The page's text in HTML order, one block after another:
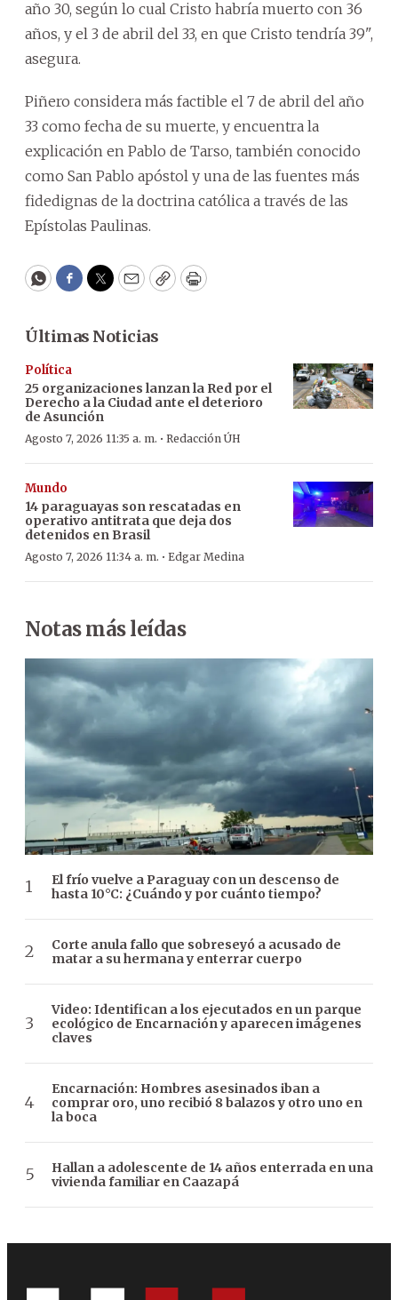
año 30, según lo cual Cristo habría muerto con 36
años, y el 3 de abril del 33, en que Cristo tendría 39",
asegura.
Piñero considera más factible el 7 de abril del año
33 como fecha de su muerte, y encuentra la
explicación en Pablo de Tarso, también conocido
como San Pablo apóstol y una de las fuentes más
fidedignas de la doctrina católica a través de las
Epístolas Paulinas.
WhatsApp
Facebook
Twitter
EmailCopyPrint
Últimas Noticias
Política
25 organizaciones lanzan la Red por el
Derecho a la Ciudad ante el deterioro
de Asunción
Agosto 7, 2026 11:35 a. m. · Redacción ÚH
Mundo
14 paraguayas son rescatadas en
operativo antitrata que deja dos
detenidos en Brasil
Agosto 7, 2026 11:34 a. m. · Edgar Medina
Notas más leídas
El frío vuelve a Paraguay con un descenso de
hasta 10°C: ¿Cuándo y por cuánto tiempo?
Corte anula fallo que sobreseyó a acusado de
matar a su hermana y enterrar cuerpo
Video: Identifican a los ejecutados en un parque
ecológico de Encarnación y aparecen imágenes
claves
Encarnación: Hombres asesinados iban a
comprar oro, uno recibió 8 balazos y otro uno en
la boca
Hallan a adolescente de 14 años enterrada en una
vivienda familiar en Caazapá